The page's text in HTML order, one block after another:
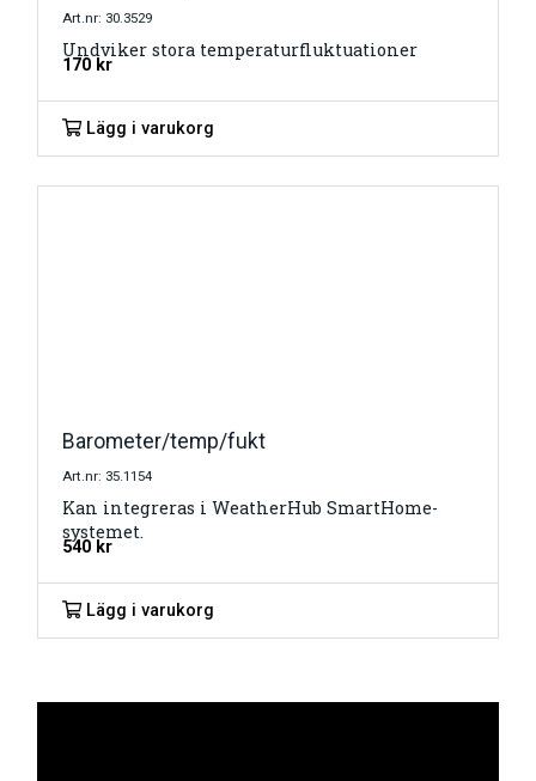
Art.nr: 30.3529
Undviker stora temperaturfluktuationer
170 kr
Lägg i varukorg
Barometer/temp/fukt
Art.nr: 35.1154
Kan integreras i WeatherHub SmartHome-
systemet.
540 kr
Lägg i varukorg